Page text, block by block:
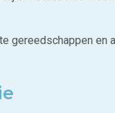
gereedschappen en